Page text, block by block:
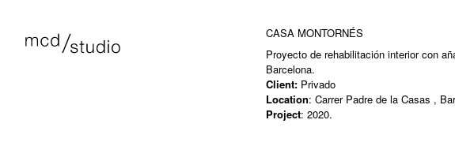
CASA MONTORNÉS
Proyecto de rehabilitación interior con
Barcelona.
Client: Privado
Location: Carrer Padre de la Casas ,
Project: 2020.